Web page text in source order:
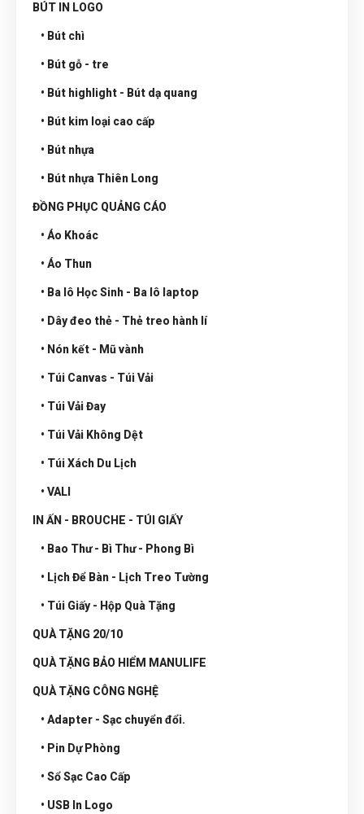
BÚT IN LOGO
• Bút chì
• Bút gỗ - tre
• Bút highlight - Bút dạ quang
• Bút kim loại cao cấp
• Bút nhựa
• Bút nhựa Thiên Long
ĐỒNG PHỤC QUẢNG CÁO
• Áo Khoác
• Áo Thun
• Ba lô Học Sinh - Ba lô laptop
• Dây đeo thẻ - Thẻ treo hành lí
• Nón kết - Mũ vành
• Túi Canvas - Túi Vải
• Túi Vải Đay
• Túi Vải Không Dệt
• Túi Xách Du Lịch
• VALI
IN ẤN - BROUCHE - TÚI GIẤY
• Bao Thư - Bì Thư - Phong Bì
• Lịch Để Bàn - Lịch Treo Tường
• Túi Giấy - Hộp Quà Tặng
QUÀ TẶNG 20/10
QUÀ TẶNG BẢO HIỂM MANULIFE
QUÀ TẶNG CÔNG NGHỆ
• Adapter - Sạc chuyển đổi.
• Pin Dự Phòng
• Sổ Sạc Cao Cấp
• USB In Logo